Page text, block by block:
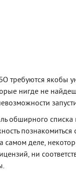
требуются якобы
нигде не
обширного
деле,
ни